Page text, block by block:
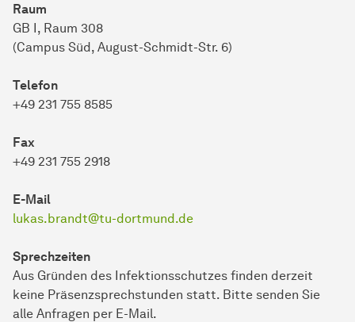
Raum
GB I, Raum 308
(Campus Süd, August-Schmidt-Str. 6)
Telefon
+49 231 755 8585
Fax
+49 231 755 2918
E-Mail
lukas.brandt@tu-dortmund.de
Sprechzeiten
Aus Gründen des Infektionsschutzes finden derzeit
keine Präsenzsprechstunden statt. Bitte senden Sie
alle Anfragen per E-Mail.